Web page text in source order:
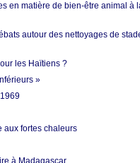
en matière de bien-être animal à
autour des nettoyages de
les Haïtiens ?
»
aux fortes chaleurs
à Madagascar